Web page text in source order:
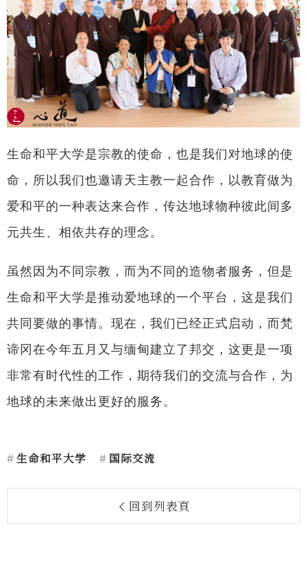
生命和平大学是宗教的使命，也是我们对地球的使
命，所以我们也邀请天主教一起合作，以教育做为
爱和平的一种表达来合作，传达地球物种彼此间多
元共生、相依共存的理念。
虽然因为不同宗教，而为不同的造物者服务，但是
生命和平大学是推动爱地球的一个平台，这是我们
共同要做的事情。现在，我们已经正式启动，而梵
谛冈在今年五月又与缅甸建立了邦交，这更是一项
非常有时代性的工作，期待我们的交流与合作，为
地球的未来做出更好的服务。
生命和平大学 国际交流
回到列表頁